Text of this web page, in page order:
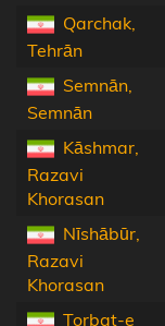
Qarchak,
Tehrān
Semnān,
Semnān
Kāshmar,
Razavi
Khorasan
Nīshābūr,
Razavi
Khorasan
Torbat-e